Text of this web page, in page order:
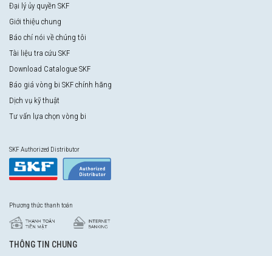
Đại lý ủy quyền SKF
Giới thiệu chung
Báo chí nói về chúng tôi
Tài liệu tra cứu SKF
Download Catalogue SKF
Báo giá vòng bi SKF chính hãng
Dịch vụ kỹ thuật
Tư vấn lựa chọn vòng bi
SKF Authorized Distributor
Phương thức thanh toán
THÔNG TIN CHUNG